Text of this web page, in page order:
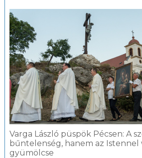
Varga László püspök Pécsen: A
bűntelenség, hanem az Istennel
gyümölcse